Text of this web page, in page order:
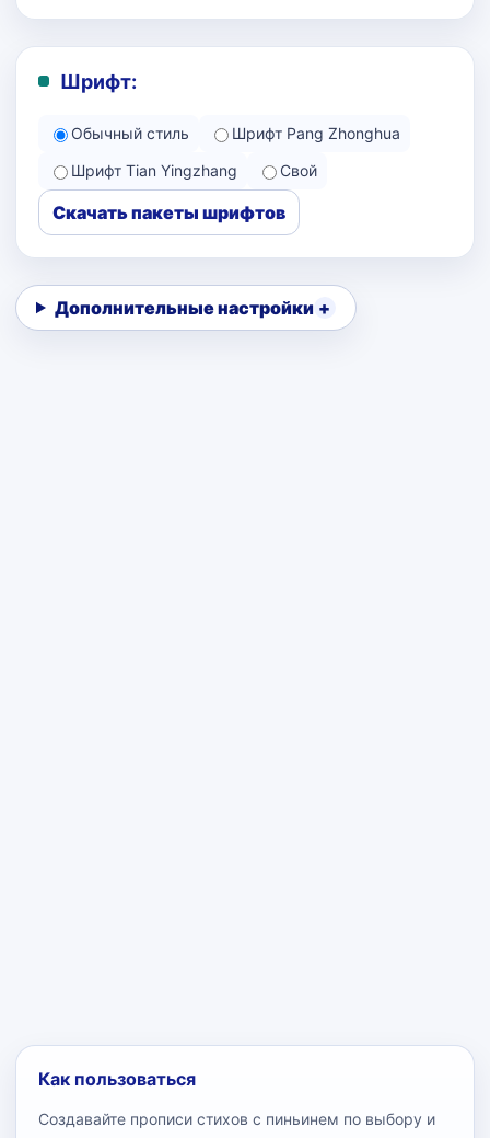
Шрифт:
Обычный стиль
Шрифт Pang Zhonghua
Шрифт Tian Yingzhang
Свой
Скачать пакеты шрифтов
Дополнительные настройки
Как пользоваться
Создавайте прописи стихов с пиньинем по выбору и